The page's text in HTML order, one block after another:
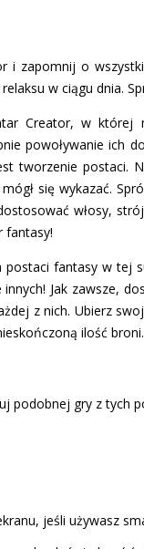
i zapomnij o
w ciągu dnia.
Creator, w
powoływanie ich
tworzenie postaci.
się wykazać.
włosy,
fantasy!
fantasy w tej
Jak zawsze,
z nich. Ubierz
ilość broni.
podobnej gry z tych
jeśli używasz